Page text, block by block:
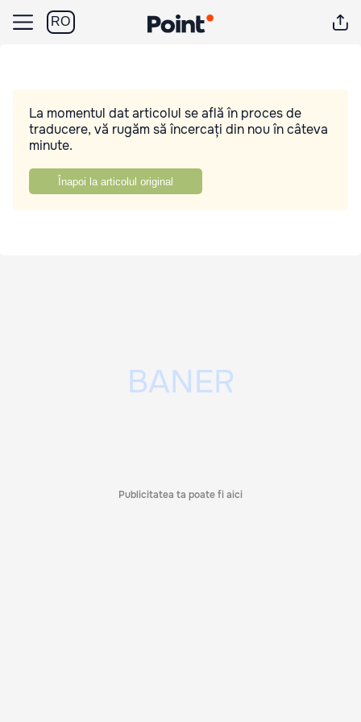
RO
La momentul dat articolul se află în proces de
traducere, vă rugăm să încercați din nou în câteva
minute.
Înapoi la articolul original
Publicitatea ta poate fi aici